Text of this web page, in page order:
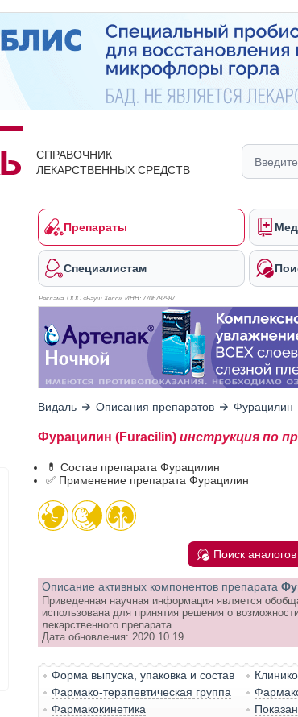
СПРАВОЧНИК
ЛЕКАРСТВЕННЫХ СРЕДСТВ
Препараты
Специалистам
Реклама. ООО «Бауш Хелс», ИНН: 7706782987
Видаль Описания препаратов Фурацилин
Фурацилин (Furacilin) инструкция по
💊 Состав препарата Фурацилин
✅ Применение препарата Фурацилин
Поиск аналогов
Описание активных компонентов препарата
Приведенная научная информация является
использована для принятия решения о
лекарственного препарата.
Дата обновления: 2020.10.19
Форма выпуска, упаковка и состав
Фармако-терапевтическая группа
Фармакокинетика